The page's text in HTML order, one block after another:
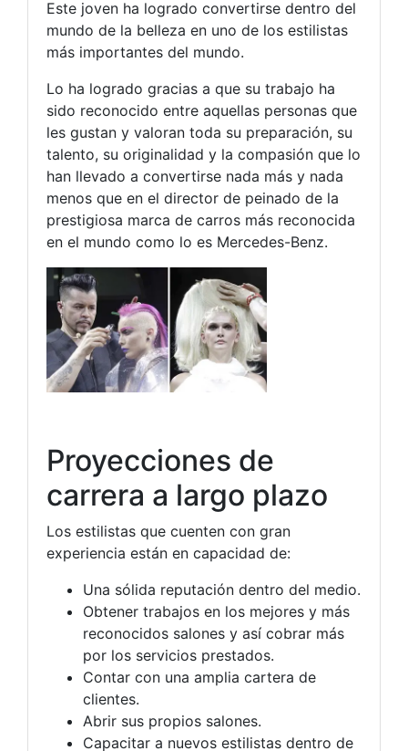
Este joven ha logrado convertirse dentro del
mundo de la belleza en uno de los estilistas
más importantes del mundo.
Lo ha logrado gracias a que su trabajo ha
sido reconocido entre aquellas personas que
les gustan y valoran toda su preparación, su
talento, su originalidad y la compasión que lo
han llevado a convertirse nada más y nada
menos que en el director de peinado de la
prestigiosa marca de carros más reconocida
en el mundo como lo es Mercedes-Benz.
Proyecciones de
carrera a largo plazo
Los estilistas que cuenten con gran
experiencia están en capacidad de:
Una sólida reputación dentro del medio.
Obtener trabajos en los mejores y más
reconocidos salones y así cobrar más
por los servicios prestados.
Contar con una amplia cartera de
clientes.
Abrir sus propios salones.
Capacitar a nuevos estilistas dentro de